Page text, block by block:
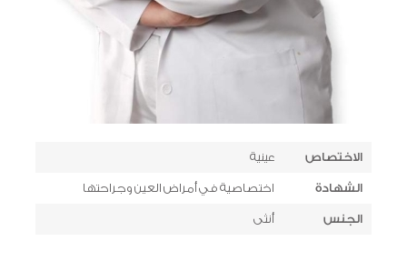
الاختصاص عينية
الشهادة اختصاصية في أمراض العين وجراحتها
الجنس أنثى